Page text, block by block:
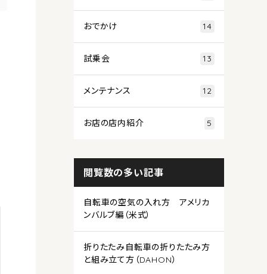
おでかけ 14
試乗会 13
メンテナンス 12
お店の店内紹介 5
閲覧数の多い記事
自転車の空気の入れ方 アメリカ
ンバルブ編（米式）
折りたたみ自転車の折りたたみ方
と組み立て方（DAHON）